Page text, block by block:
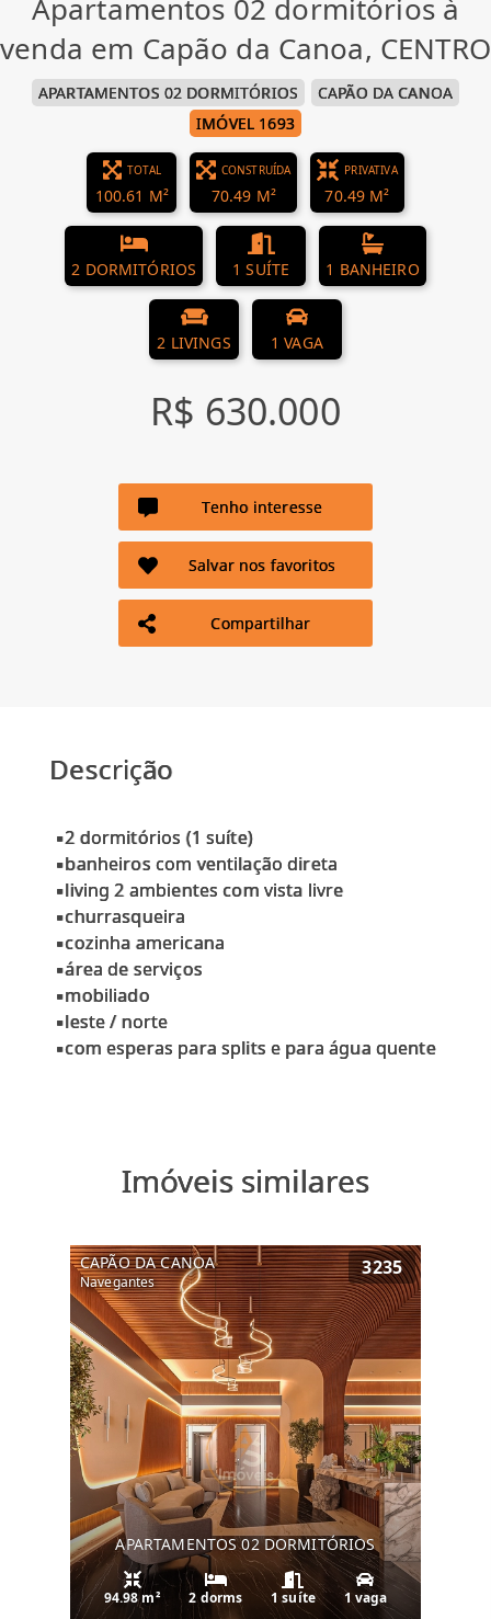
Apartamentos 02 dormitórios à
venda em Capão da Canoa, CENTRO
APARTAMENTOS 02 DORMITÓRIOS
CAPÃO DA CANOA
IMÓVEL 1693
TOTAL
100.61 M²
CONSTRUÍDA
70.49 M²
PRIVATIVA
70.49 M²
2 DORMITÓRIOS 1 SUÍTE 1 BANHEIRO
2 LIVINGS 1 VAGA
R$ 630.000
Tenho interesse
Salvar nos favoritos
Compartilhar
Descrição
▪2 dormitórios (1 suíte)
▪banheiros com ventilação direta
▪living 2 ambientes com vista livre
▪churrasqueira
▪cozinha americana
▪área de serviços
▪mobiliado
▪leste / norte
▪com esperas para splits e para água quente
Imóveis similares
CAPÃO DA CANOA
Navegantes
3235
APARTAMENTOS 02 DORMITÓRIOS
94.98 m² 2 dorms 1 suíte 1 vaga